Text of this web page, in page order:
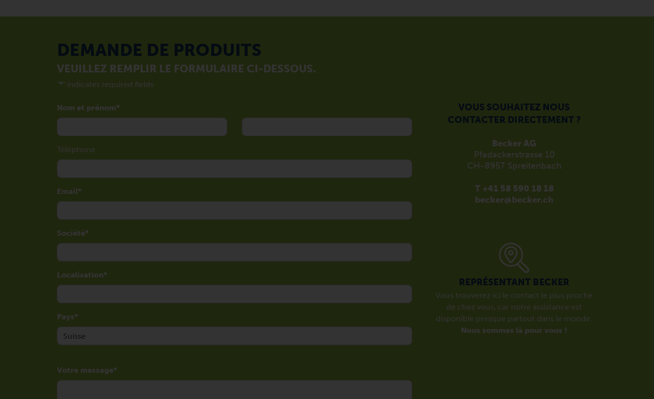
DEMANDE DE PRODUITS
VEUILLEZ REMPLIR LE FORMULAIRE CI-DESSOUS.
"*" indicates required fields
Nom et prénom
Téléphone
Email
Société
Localisation
Pays
Votre message
VOUS SOUHAITEZ NOUS
CONTACTER DIRECTEMENT ?
Becker AG
Pfadackerstrasse 10
CH-8957 Spreitenbach
T +41 58 590 18 18
becker@becker.ch
REPRÉSENTANT BECKER
Vous trouverez ici le contact le plus proche
de chez vous, car notre assistance est
disponible presque partout dans le monde.
Nous sommes là pour vous !